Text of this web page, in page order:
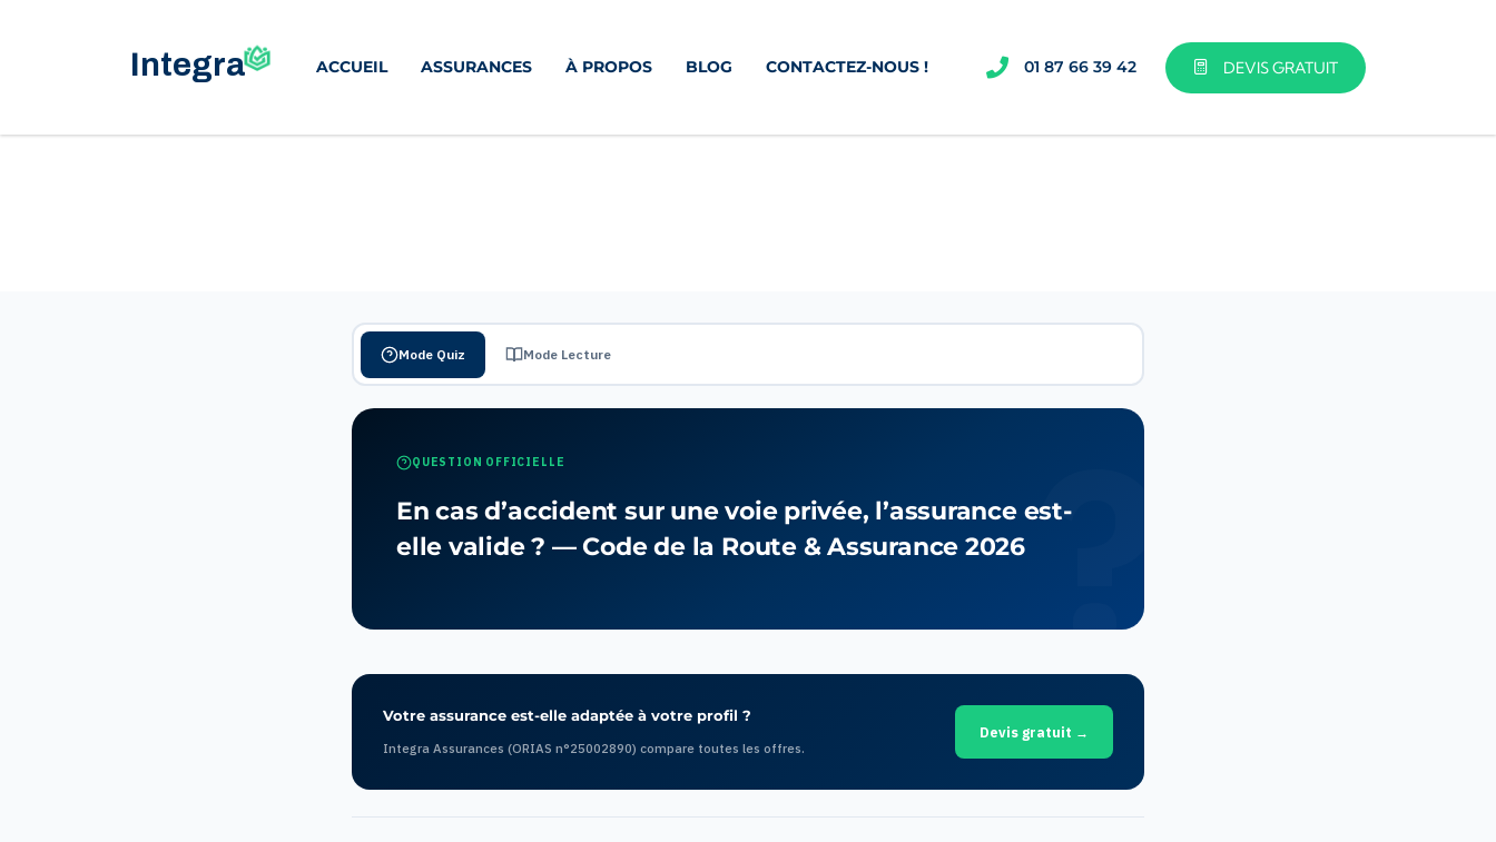
ACCUEIL ASSURANCES À PROPOS BLOG CONTACTEZ-NOUS ! 01 87 66 39 42 DEVIS GRATUIT
Mode Quiz Mode Lecture
QUESTION OFFICIELLE
En cas d’accident sur une voie privée, l’assurance est-
elle valide ? — Code de la Route & Assurance 2026
Votre assurance est-elle adaptée à votre profil ?
Integra Assurances (ORIAS n°25002890) compare toutes les offres.
Devis gratuit →